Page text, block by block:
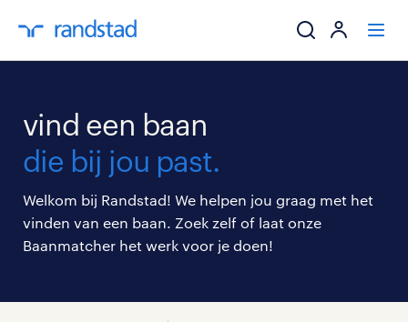
mijn carrière
over randstad
vind een baan
die bij jou past.
Welkom bij Randstad! We helpen jou graag met het
vinden van een baan. Zoek zelf of laat onze
Baanmatcher het werk voor je doen!